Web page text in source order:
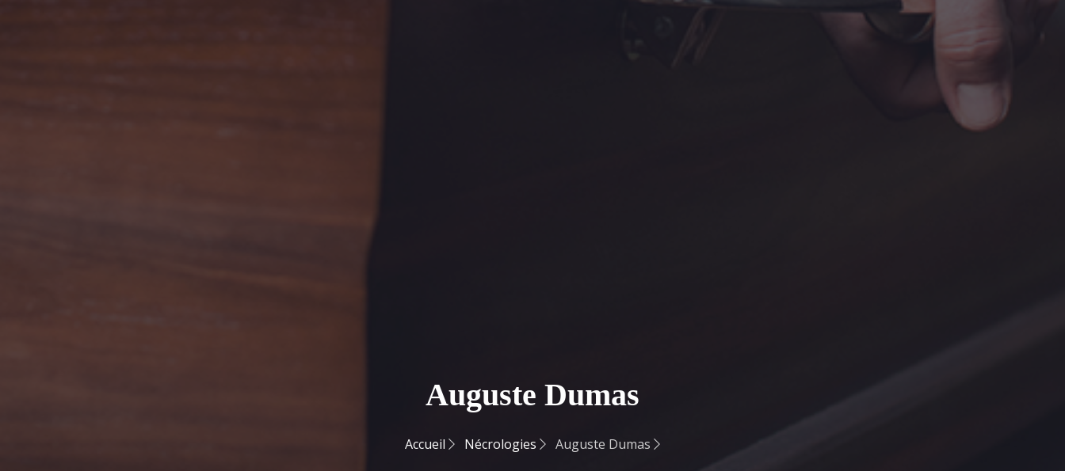
Auguste Dumas
Accueil Nécrologies Auguste Dumas